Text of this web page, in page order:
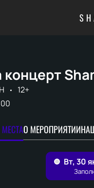
концерт
12+
О МЕРОПРИЯТИИ